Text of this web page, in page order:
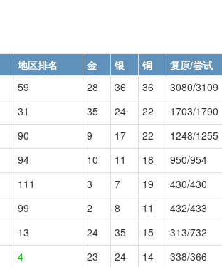
地区排名 金 银 铜
复原/尝试
59 28 36 36
3080/3109
31 35 24 22
1703/1790
90 9 17 22
1248/1255
94 10 11 18
950/954
111 3 7 19
430/430
99 2 8 11
432/433
13 24 35 15
313/732
4 23 24 14
338/366